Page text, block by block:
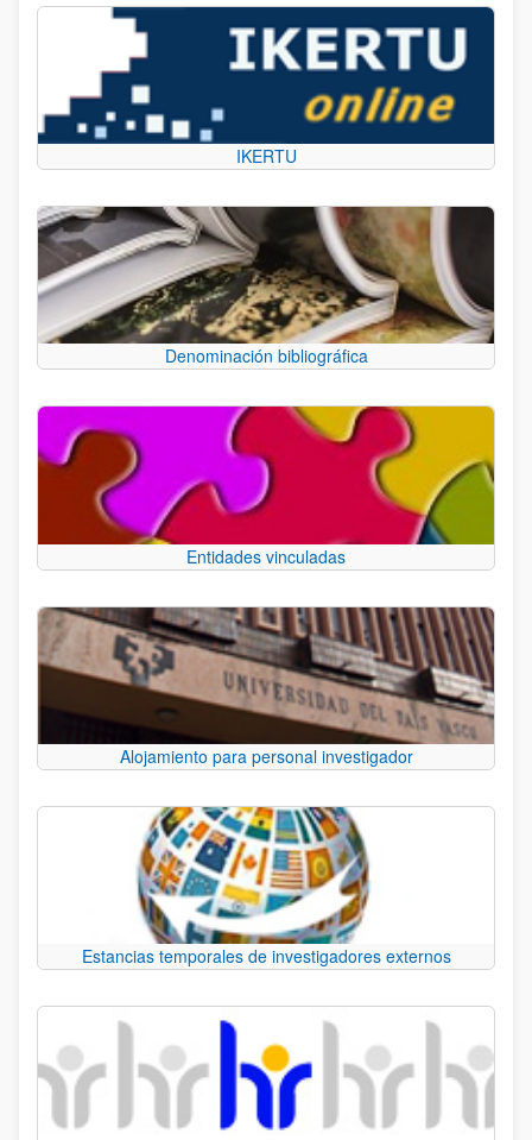
IKERTU
Denominación bibliográfica
Entidades vinculadas
Alojamiento para personal investigador
Estancias temporales de investigadores externos